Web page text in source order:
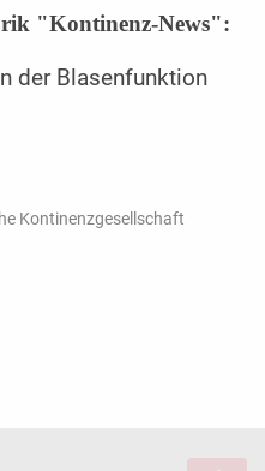
"Kontinenz-News":
der Blasenfunktion
Kontinenzgesellschaft